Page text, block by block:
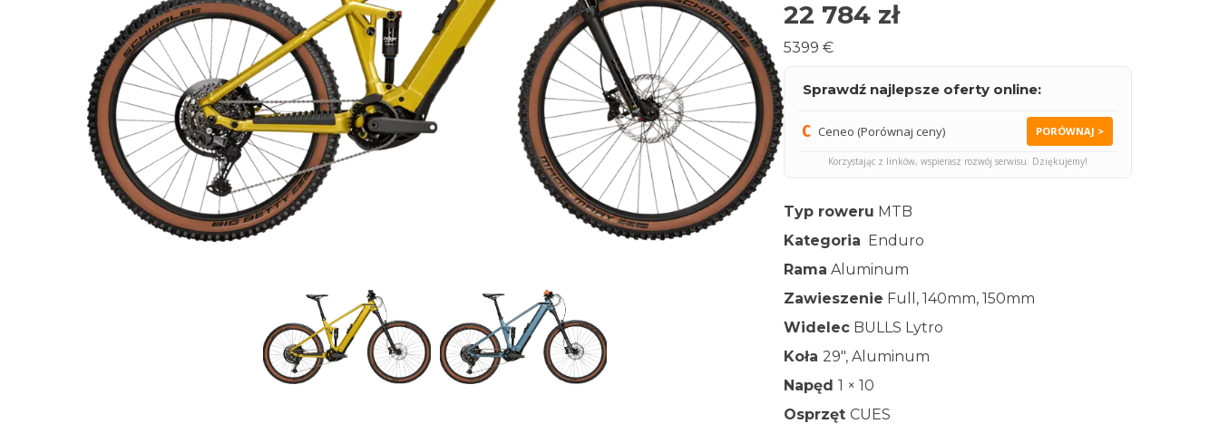
22 784zł
5399 €
Sprawdź najlepsze oferty online:
Ceneo (Porównaj ceny) PORÓWNAJ >
Korzystając z linków, wspierasz rozwój serwisu. Dziękujemy!
Typ roweru MTB
Kategoria Enduro
Rama Aluminum
Zawieszenie Full, 140mm, 150mm
WidelecBULLS Lytro
Koła 29″, Aluminum
Napęd 1 × 10
Osprzęt CUES